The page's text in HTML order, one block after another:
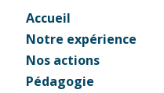
Accueil
Notre expérience
Nos actions
Pédagogie